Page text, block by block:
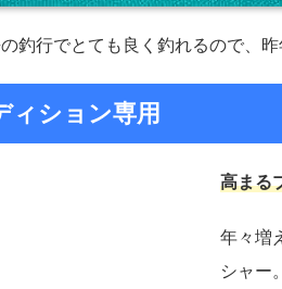
釣行でとても良く釣れるので、
ィション専用
高まる
年々増
シャー